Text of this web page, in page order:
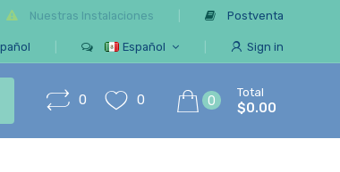
Nuestras Instalaciones Postventa
Español Sign in
0 0 0
Total
$0.00